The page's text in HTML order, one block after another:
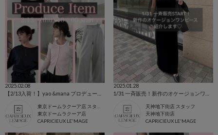
2025.02.08
東京ドームラクーア店
CAPRICIEUX LE'MAGE
2025.01.28
天神地下街店 スタッフ
天神地下街店
CAPRICIEUX LE'MAGE